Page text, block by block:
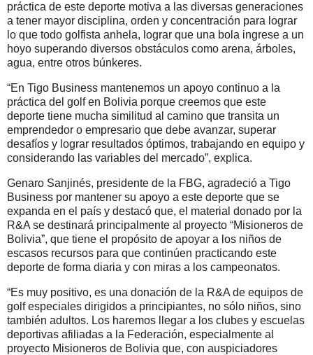
práctica de este deporte motiva a las diversas generaciones
a tener mayor disciplina, orden y concentración para lograr
lo que todo golfista anhela, lograr que una bola ingrese a un
hoyo superando diversos obstáculos como arena, árboles,
agua, entre otros búnkeres.
“En Tigo Business mantenemos un apoyo continuo a la
práctica del golf en Bolivia porque creemos que este
deporte tiene mucha similitud al camino que transita un
emprendedor o empresario que debe avanzar, superar
desafíos y lograr resultados óptimos, trabajando en equipo y
considerando las variables del mercado”, explica.
Genaro Sanjinés, presidente de la FBG, agradeció a Tigo
Business por mantener su apoyo a este deporte que se
expanda en el país y destacó que, el material donado por la
R&A se destinará principalmente al proyecto “Misioneros de
Bolivia”, que tiene el propósito de apoyar a los niños de
escasos recursos para que continúen practicando este
deporte de forma diaria y con miras a los campeonatos.
“Es muy positivo, es una donación de la R&A de equipos de
golf especiales dirigidos a principiantes, no sólo niños, sino
también adultos. Los haremos llegar a los clubes y escuelas
deportivas afiliadas a la Federación, especialmente al
proyecto Misioneros de Bolivia que, con auspiciadores